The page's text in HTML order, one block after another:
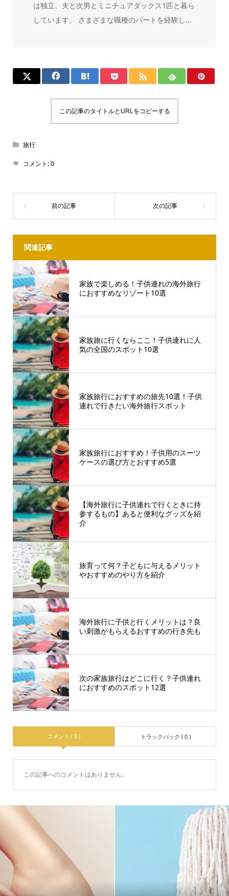
は独立。夫と次男とミニチュアダックス1匹と暮ら
しています。 さまざまな職種のパートを経験し...
この記事のタイトルとURLをコピーする
旅行
コメント:0
関連記事
家族で楽しめる！子供連れの海外旅行
におすすめなリゾート10選
家族旅に行くならここ！子供連れに人
気の全国のスポット10選
家族旅行におすすめの旅先10選！子供
連れで行きたい海外旅行スポット
家族旅行におすすめ！子供用のスーツ
ケースの選び方とおすすめ5選
【海外旅行に子供連れで行くときに持
参するもの】あると便利なグッズを紹
介
旅育って何？子どもに与えるメリット
やおすすめのやり方を紹介
海外旅行に子供と行くメリットは？良
い刺激がもらえるおすすめの行き先も
次の家族旅行はどこに行く？子供連れ
におすすめのスポット12選
コメント ( 0 ) トラックバック ( 0 )
この記事へのコメントはありません。